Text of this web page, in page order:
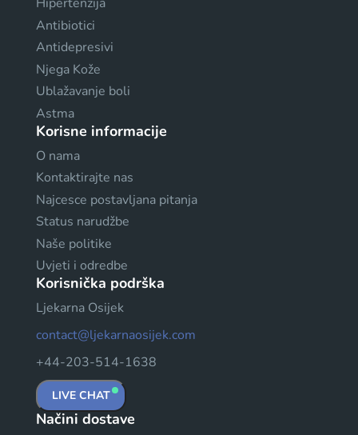
Antibiotici
Antidepresivi
Njega Kože
Ublažavanje boli
Astma
Korisne informacije
O nama
Kontaktirajte nas
Najcesce postavljana pitanja
Status narudžbe
Naše politike
Uvjeti i odredbe
Korisnička podrška
Ljekarna Osijek
contact@ljekarnaosijek.com
+44-203-514-1638
LIVE CHAT
Načini dostave